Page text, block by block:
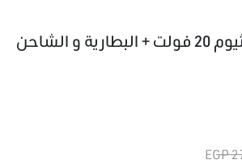
مسدس دوكو ليثيوم 20 فولت + البطارية و الشاحن